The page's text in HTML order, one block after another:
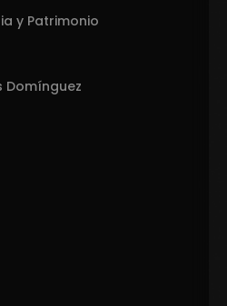
y Patrimonio
Domínguez